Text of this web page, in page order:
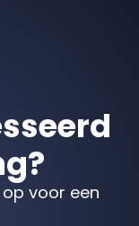
voor een